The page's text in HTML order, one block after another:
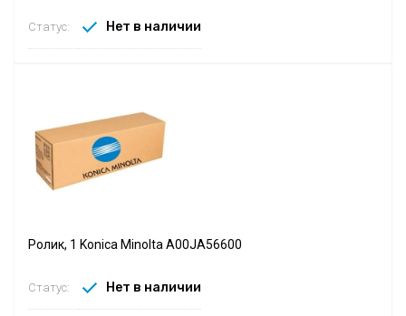
Статус: Нет в наличии
Ролик, 1 Konica Minolta A00JA56600
Статус: Нет в наличии